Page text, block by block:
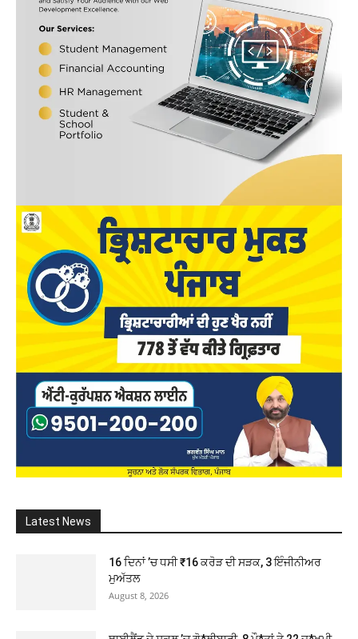
Latest News
16 ਦਿਨਾਂ ’ਚ ਧਸੀ ₹16 ਕਰੋੜ ਦੀ ਸੜਕ, 3 ਇੰਜੀਨੀਅਰ
ਮੁਅੱਤਲ
August 8, 2026